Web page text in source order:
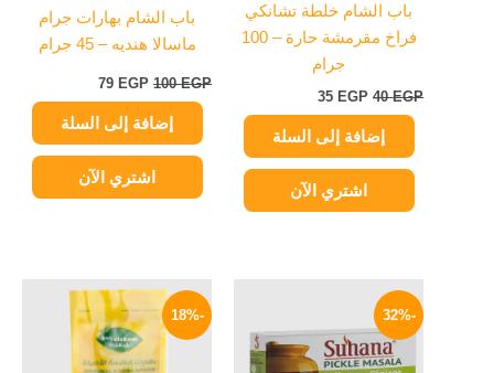
باب الشام خلطة تشانكي
فراخ مقرمشة حارة – 100
جرام
40EGP
35 EGP
إضافة إلى السلة
اشتري الآن
باب الشام بهارات جرام
ماسالا هنديه – 45 جرام
100EGP
79 EGP
إضافة إلى السلة
اشتري الآن
-32%
هو:
250 EGP.
169 EGP.
-18%
السعر
الأصلي
هو:
60 EGP.
السعر
الحالي
هو:
49 EGP.